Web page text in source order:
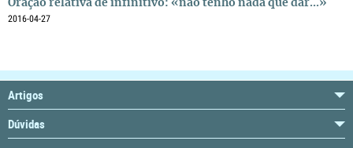
Oração relativa de infinitivo: «não tenho nada que dar...»
2016-04-27
Artigos
Dúvidas